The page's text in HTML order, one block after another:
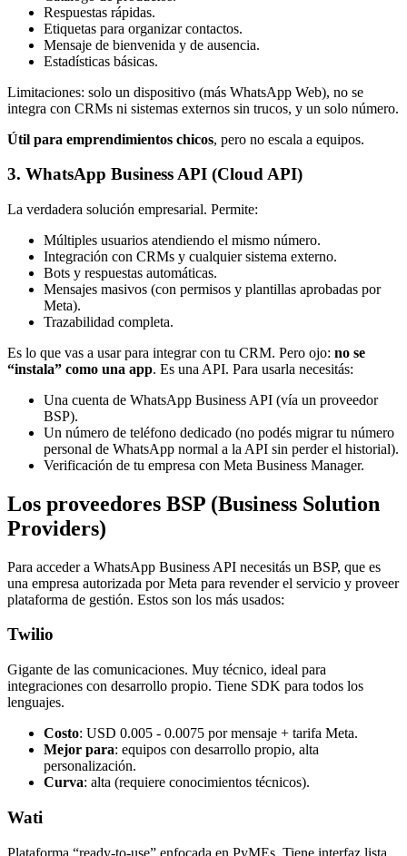
Respuestas rápidas.
Etiquetas para organizar contactos.
Mensaje de bienvenida y de ausencia.
Estadísticas básicas.
Limitaciones: solo un dispositivo (más WhatsApp Web), no se
integra con CRMs ni sistemas externos sin trucos, y un solo número.
Útil para emprendimientos chicos, pero no escala a equipos.
3. WhatsApp Business API (Cloud API)
La verdadera solución empresarial. Permite:
Múltiples usuarios atendiendo el mismo número.
Integración con CRMs y cualquier sistema externo.
Bots y respuestas automáticas.
Mensajes masivos (con permisos y plantillas aprobadas por
Meta).
Trazabilidad completa.
Es lo que vas a usar para integrar con tu CRM. Pero ojo: no se
“instala” como una app. Es una API. Para usarla necesitás:
Una cuenta de WhatsApp Business API (vía un proveedor
BSP).
Un número de teléfono dedicado (no podés migrar tu número
personal de WhatsApp normal a la API sin perder el historial).
Verificación de tu empresa con Meta Business Manager.
Los proveedores BSP (Business Solution
Providers)
Para acceder a WhatsApp Business API necesitás un BSP, que es
una empresa autorizada por Meta para revender el servicio y proveer
plataforma de gestión. Estos son los más usados:
Twilio
Gigante de las comunicaciones. Muy técnico, ideal para
integraciones con desarrollo propio. Tiene SDK para todos los
lenguajes.
Costo: USD 0.005 - 0.0075 por mensaje + tarifa Meta.
Mejor para: equipos con desarrollo propio, alta
personalización.
Curva: alta (requiere conocimientos técnicos).
Wati
Plataforma “ready-to-use” enfocada en PyMEs. Tiene interfaz lista,